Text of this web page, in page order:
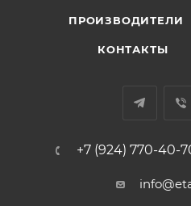
ПРОИЗВОДИТЕЛИ
КОНТАКТЫ
+7 (924) 770-40-